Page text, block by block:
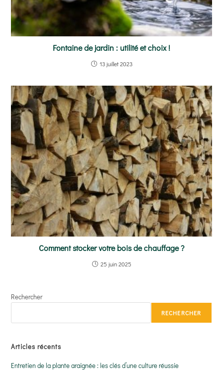
Fontaine de jardin : utilité et choix !
13 juillet 2023
Comment stocker votre bois de chauffage ?
25 juin 2025
Rechercher
RECHERCHER
Articles récents
Entretien de la plante araignée : les clés d’une culture réussie